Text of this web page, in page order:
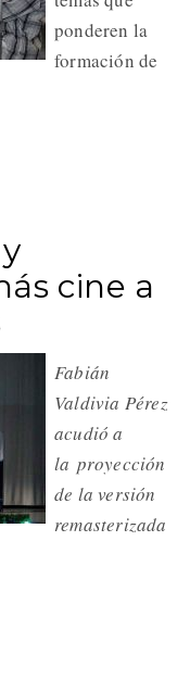
ponderen la
formación de
cine a
Fabián
Valdivia Pérez
acudió a
la proyección
de la versión
remasterizada